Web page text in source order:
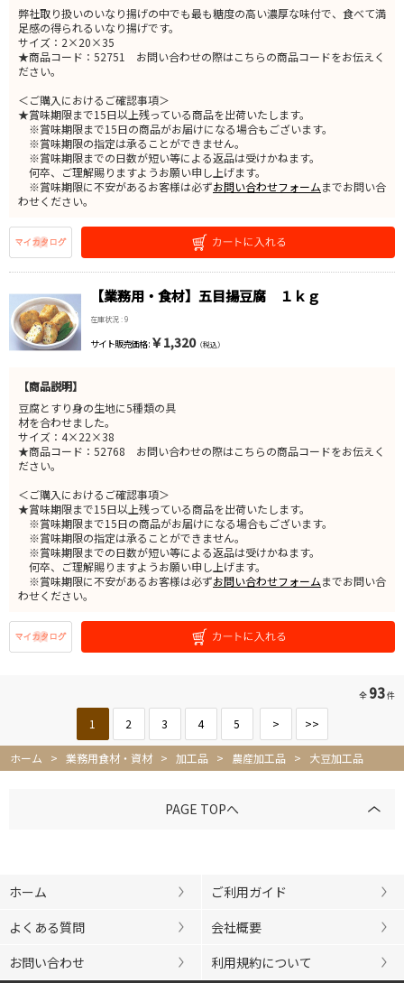
弊社取り扱いのいなり揚げの中でも最も糖度の高い濃厚な味付で、食べて満
足感の得られるいなり揚げです。
サイズ：2×20×35
★商品コード：52751 お問い合わせの際はこちらの商品コードをお伝えく
ださい。
＜ご購入におけるご確認事項＞
★賞味期限まで15日以上残っている商品を出荷いたします。
※賞味期限まで15日の商品がお届けになる場合もございます。
※賞味期限の指定は承ることができません。
※賞味期限までの日数が短い等による返品は受けかねます。
何卒、ご理解賜りますようお願い申し上げます。
※賞味期限に不安があるお客様は必ずお問い合わせフォームまでお問い合
わせください。
【業務用・食材】五目揚豆腐 １ｋｇ
在庫状況 : 9
サイト販売価格 : ￥1,320（税込）
【商品説明】
豆腐とすり身の生地に5種類の具
材を合わせました。
サイズ：4×22×38
★商品コード：52768 お問い合わせの際はこちらの商品コードをお伝えく
ださい。
＜ご購入におけるご確認事項＞
★賞味期限まで15日以上残っている商品を出荷いたします。
※賞味期限まで15日の商品がお届けになる場合もございます。
※賞味期限の指定は承ることができません。
※賞味期限までの日数が短い等による返品は受けかねます。
何卒、ご理解賜りますようお願い申し上げます。
※賞味期限に不安があるお客様は必ずお問い合わせフォームまでお問い合
わせください。
全 93件
1 2 3 4 5 > >>
ホーム > 業務用食材・資材 > 加工品 > 農産加工品 > 大豆加工品
PAGE TOPへ
ホーム
ご利用ガイド
よくある質問
会社概要
お問い合わせ
利用規約について